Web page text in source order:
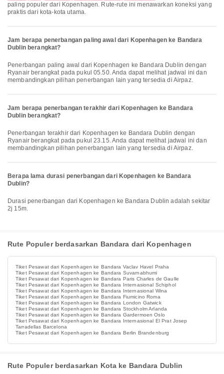
paling populer dari Kopenhagen. Rute-rute ini menawarkan koneksi yang
praktis dari kota-kota utama.
Jam berapa penerbangan paling awal dari Kopenhagen ke Bandara
Dublin berangkat?
Penerbangan paling awal dari Kopenhagen ke Bandara Dublin dengan
Ryanair berangkat pada pukul 05.50. Anda dapat melihat jadwal ini dan
membandingkan pilihan penerbangan lain yang tersedia di Airpaz.
Jam berapa penerbangan terakhir dari Kopenhagen ke Bandara
Dublin berangkat?
Penerbangan terakhir dari Kopenhagen ke Bandara Dublin dengan
Ryanair berangkat pada pukul 23.15. Anda dapat melihat jadwal ini dan
membandingkan pilihan penerbangan lain yang tersedia di Airpaz.
Berapa lama durasi penerbangan dari Kopenhagen ke Bandara
Dublin?
Durasi penerbangan dari Kopenhagen ke Bandara Dublin adalah sekitar
2j 15m.
Rute Populer berdasarkan Bandara dari Kopenhagen
Tiket Pesawat dari Kopenhagen ke Bandara Vaclav Havel Praha
Tiket Pesawat dari Kopenhagen ke Bandara Suvarnabhumi
Tiket Pesawat dari Kopenhagen ke Bandara Paris Charles de Gaulle
Tiket Pesawat dari Kopenhagen ke Bandara Internasional Schiphol
Tiket Pesawat dari Kopenhagen ke Bandara Internasional Wina
Tiket Pesawat dari Kopenhagen ke Bandara Fiumicino Roma
Tiket Pesawat dari Kopenhagen ke Bandara London Gatwick
Tiket Pesawat dari Kopenhagen ke Bandara Stockholm Arlanda
Tiket Pesawat dari Kopenhagen ke Bandara Gardermoen Oslo
Tiket Pesawat dari Kopenhagen ke Bandara Internasional El Prat Josep
Tarradellas Barcelona
Tiket Pesawat dari Kopenhagen ke Bandara Berlin Brandenburg
Rute Populer berdasarkan Kota ke Bandara Dublin